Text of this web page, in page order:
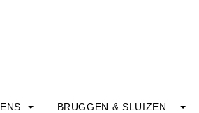
BRUGGEN & SLUIZEN